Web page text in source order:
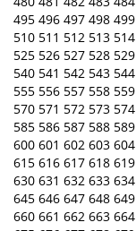
495 496 497 498 499
510 511 512 513 514
525 526 527 528 529
540 541 542 543 544
555 556 557 558 559
570 571 572 573 574
585 586 587 588 589
600 601 602 603 604
615 616 617 618 619
630 631 632 633 634
645 646 647 648 649
660 661 662 663 664